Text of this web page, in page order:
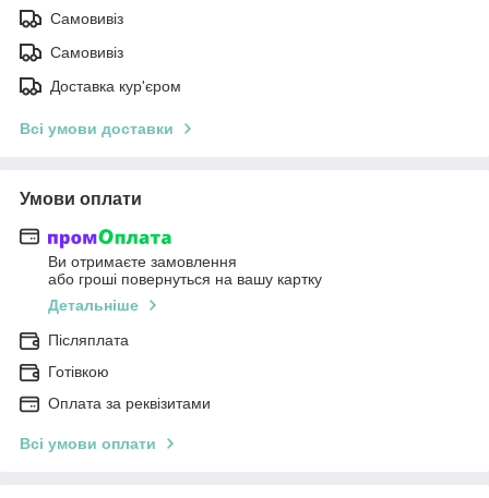
Самовивіз
Самовивіз
Доставка кур'єром
Всі умови доставки
Умови оплати
Ви отримаєте замовлення
або гроші повернуться на вашу картку
Детальніше
Післяплата
Готівкою
Оплата за реквізитами
Всі умови оплати